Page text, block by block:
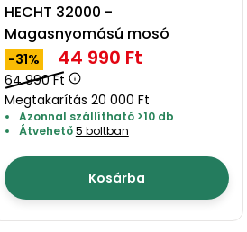
HECHT 32000 -
Magasnyomású mosó
-31% 44 990 Ft
64 990 Ft
Megtakarítás 20 000 Ft
Azonnal szállítható >10 db
Átvehető5 boltban
Kosárba